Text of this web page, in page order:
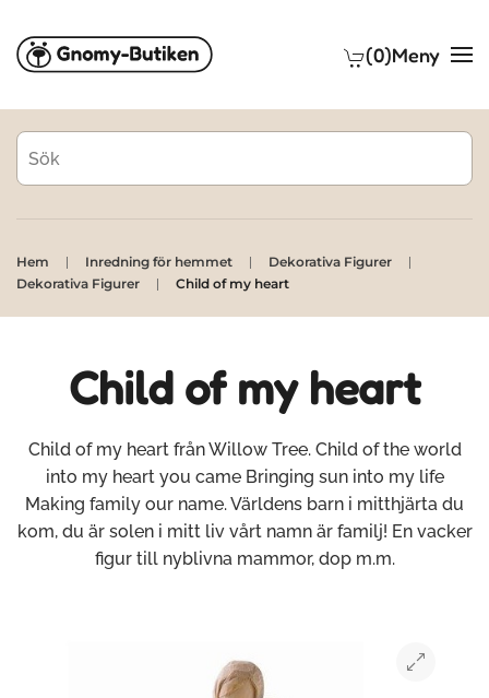
Skip to main content (0)Meny
Hem Inredning för hemmet
Dekorativa Figurer
Dekorativa Figurer
Child of my heart
Child of my heart
Child of my heart från Willow Tree. Child of the world
into my heart you came Bringing sun into my life
Making family our name. Världens barn i mitthjärta du
kom, du är solen i mitt liv vårt namn är familj! En vacker
figur till nyblivna mammor, dop m.m.